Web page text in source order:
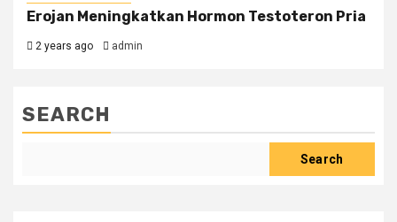
Erojan Meningkatkan Hormon Testoteron Pria
2 years ago admin
SEARCH
Search